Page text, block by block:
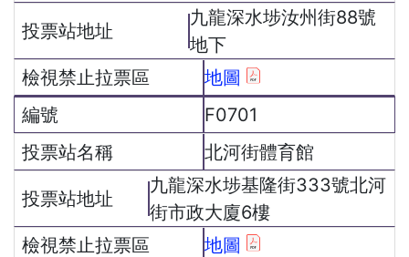
九龍深水埗汝州街88號
地下
地圖
F0701
北河街體育館
九龍深水埗基隆街333號北河
街市政大廈6樓
地圖